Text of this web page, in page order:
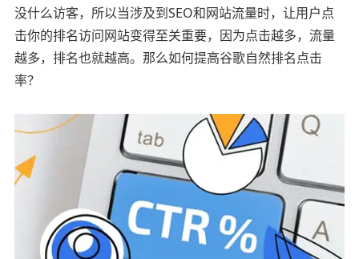
没什么访客，所以当涉及到SEO和网站流量时，让用户点
击你的排名访问网站变得至关重要，因为点击越多，流量
越多，排名也就越高。那么如何提高谷歌自然排名点击
率？